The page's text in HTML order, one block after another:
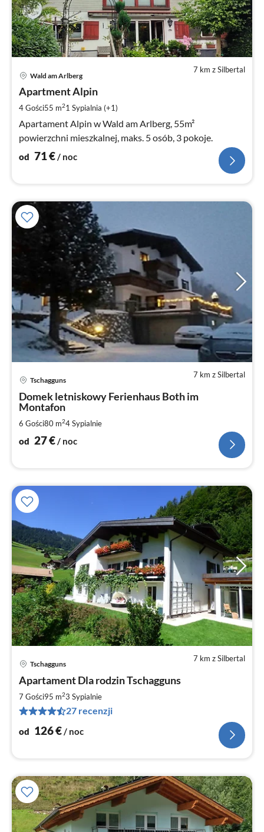
7 km z Silbertal
Wald am Arlberg
Apartment Alpin
4 Gości55 m21 Sypialnia (+1)
Apartament Alpin w Wald am Arlberg, 55m²
powierzchni mieszkalnej, maks. 5 osób, 3 pokoje.
od 71€/ noc
7 km z Silbertal
Tschagguns
Domek letniskowy Ferienhaus Both im
Montafon
6 Gości80 m24Sypialnie
od 27€ / noc
7 km z Silbertal
Tschagguns
Apartament Dla rodzin Tschagguns
7 Gości95 m23 Sypialnie
27 recenzji
od 126€/ noc